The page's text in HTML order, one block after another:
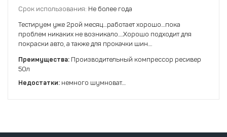
Срок использования: Не более года
Тестируем уже 2рой месяц....работает хорошо....пока
проблем никаких не возникало.....Хорошо подходит для
покраски авто, а также для прокачки шин....
Преимущества: Производительный компрессор ресивер
50л
Недостатки: немного шумноват....